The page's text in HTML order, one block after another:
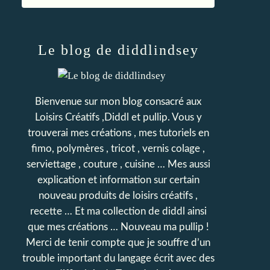
Le blog de diddlindsey
Bienvenue sur mon blog consacré aux
Loisirs Créatifs ,Diddl et pullip. Vous y
trouverai mes créations , mes tutoriels en
fimo, polymères , tricot , vernis colage ,
serviettage , couture , cuisine … Mes aussi
explication et information sur certain
nouveau produits de loisirs créatifs ,
recette … Et ma collection de diddl ainsi
que mes créations … Nouveau ma pullip !
Merci de tenir compte que je souffre d’un
trouble important du langage écrit avec des